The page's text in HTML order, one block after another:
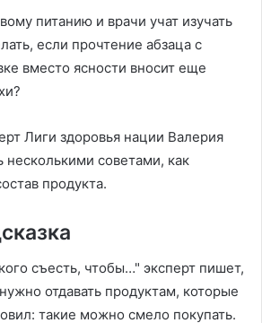
питанию и врачи учат изучать
если прочтение абзаца с
вместо ясности вносит еще
Лиги здоровья нации Валерия
несколькими советами, как
продукта.
съесть, чтобы…" эксперт пишет,
отдавать продуктам, которые
такие можно смело покупать.